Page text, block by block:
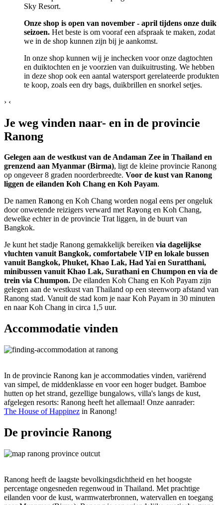
Sky Resort.
Onze shop is open van november - april tijdens onze duik
seizoen. Het beste is om vooraf een afspraak te maken, zodat
we in de shop kunnen zijn bij je aankomst.
In onze shop kunnen wij je inchecken voor onze dagtochten
en duiktochten en je voorzien van duikuitrusting. We hebben
in deze shop ook een aantal watersport gerelateerde produkten
te koop, zoals een dry bags, duikbrillen en snorkel setjes.
› ‹
Je weg vinden naar- en in de provincie
Ranong
Gelegen aan de westkust van de Andaman Zee in Thailand en
grenzend aan Myanmar (Birma), ligt de kleine provincie Ranong
op ongeveer 8 graden noorderbreedte. Voor de kust van Ranong
liggen de eilanden Koh Chang en Koh Payam.
De namen Ranong en Koh Chang worden nogal eens per ongeluk
door onwetende reizigers verward met Rayong en Koh Chang,
dewelke echter in de provincie Trat liggen, in de buurt van
Bangkok.
Je kunt het stadje Ranong gemakkelijk bereiken via dagelijkse
vluchten vanuit Bangkok, comfortabele VIP en lokale bussen
vanuit Bangkok, Phuket, Khao Lak, Had Yai en Suratthani,
minibussen vanuit Khao Lak, Surathani en Chumpon en via de
trein via Chumpon. De eilanden Koh Chang en Koh Payam zijn
gelegen aan de westkust van Thailand op een steenworp afstand van
Ranong stad. Vanuit de stad kom je naar Koh Payam in 30 minuten
en naar Koh Chang in circa 1,5 uur.
Accommodatie vinden
In de provincie Ranong kan je accommodaties vinden, variërend
van simpel, de middenklasse en voor een hoger budget. Bamboe
hutten op het strand, gezellige bungalows, villa's langs de kust,
afgelegen resorts: Ranong heeft het allemaal! Onze aanrader:
The House of Happinez in Ranong!
De provincie Ranong
Ranong heeft de laagste bevolkingsdichtheid en het hoogste
percentage ongesneden regenwoud in Thailand. Met prachtige
eilanden voor de kust, warmwaterbronnen, watervallen en toegang